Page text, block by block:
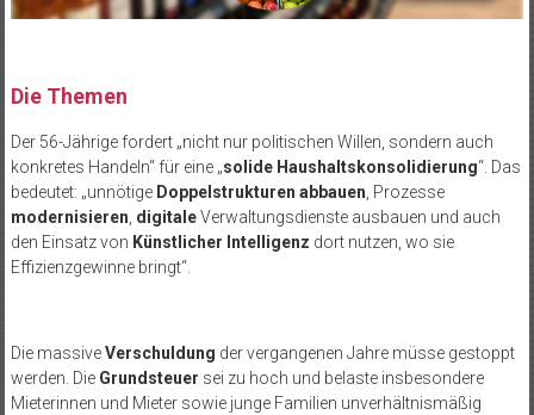
Die Themen
Der 56-Jährige fordert „nicht nur politischen Willen, sondern auch
konkretes Handeln“ für eine „solide Haushaltskonsolidierung“. Das
bedeutet: „unnötige Doppelstrukturen abbauen , Prozesse
modernisieren digitaleVerwaltungsdienste ausbauen und auch
den Einsatz von Künstlicher Intelligenz dort nutzen, wo sie
Effizienzgewinne bringt“.
Die massiveVerschuldung der vergangenen Jahre müsse gestoppt
werden. Die Grundsteuer sei zu hoch und belaste insbesondere
Mieterinnen und Mieter sowie junge Familien unverhältnismäßig